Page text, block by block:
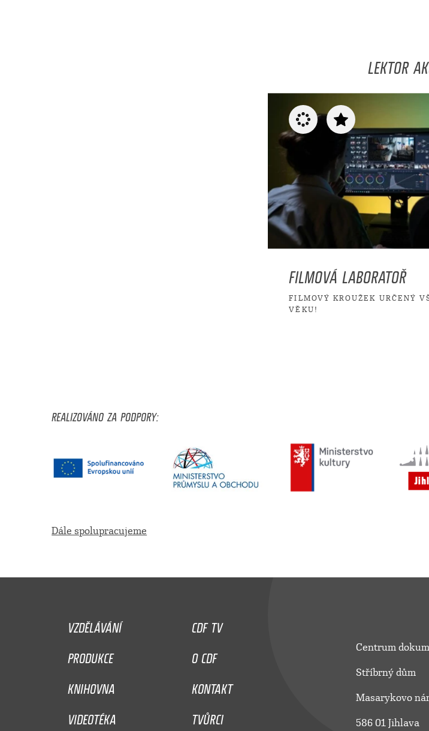
LEKTOR
FILMOVÁ LABORATOŘ
FILMOVÝ KROUŽEK URČENÝ
VĚKU!
REALIZOVÁNO ZA PODPORY:
Dále spolupracujeme
VZDĚLÁVÁNÍ
CDF TV
PRODUKCE
O CDF
KNIHOVNA
KONTAKT
VIDEOTÉKA
TVŮRCI
Centrum
Stříbrný dům
Masarykovo
586 01 Jihlava